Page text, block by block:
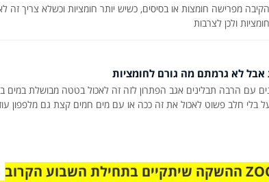
מפרישה חומצות או בסיסים, כשיש יותר חומציות וכשלא צריך זה
ולכן לצרבות
אבל לא גרמתם מה גורם לחומציות
עם הרבה תבלינים אגב הפתרון לזה זה לאכול בטטה מבושלת במים
בלי חלב פשוט לאכול את זה ככה או עם מים חמים קצת גם מלפפון
הצטרפו לקבוצת הוואטסאפ לקראת ZOOM ההשקה שיתקיים בתחילת השבוע הקרוב